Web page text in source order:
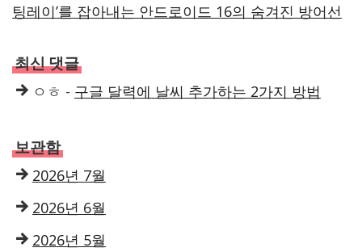
팅레이’를 잡아내는 안드로이드 16의 숨겨진 방어선
최신 댓글
ㅇㅎ - 구글 달력에 날씨 추가하는 2가지 방법
보관함
2026년 7월
2026년 6월
2026년 5월